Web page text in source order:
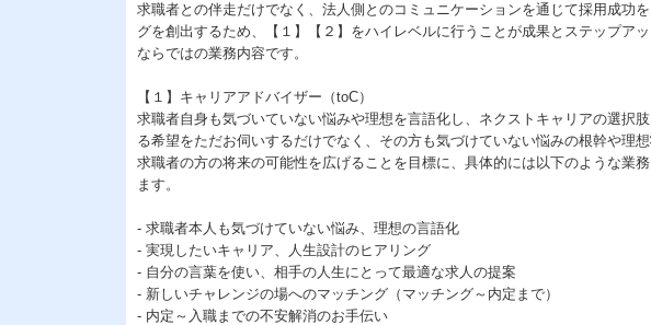
求職者との伴走だけでなく、法人側とのコミュニケーションを通じて採用成功
グを創出するため、【１】【２】をハイレベルに行うことが成果とステップア
ならではの業務内容です。
【１】キャリアアドバイザー（toC）
求職者自身も気づいていない悩みや理想を言語化し、ネクストキャリアの選択
る希望をただお伺いするだけでなく、その方も気づけていない悩みの根幹や理
求職者の方の将来の可能性を広げることを目標に、具体的には以下のような業
ます。
- 求職者本人も気づけていない悩み、理想の言語化
- 実現したいキャリア、人生設計のヒアリング
- 自分の言葉を使い、相手の人生にとって最適な求人の提案
- 新しいチャレンジの場へのマッチング（マッチング～内定まで）
- 内定～入職までの不安解消のお手伝い